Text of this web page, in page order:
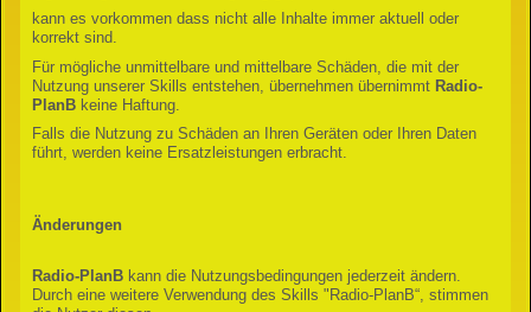
kann es vorkommen dass nicht alle Inhalte immer aktuell oder
korrekt sind.
Für mögliche unmittelbare und mittelbare Schäden, die mit der
Nutzung unserer Skills entstehen, übernehmen übernimmt Radio-
PlanBkeine Haftung.
Falls die Nutzung zu Schäden an Ihren Geräten oder Ihren Daten
führt, werden keine Ersatzleistungen erbracht.
Änderungen
Radio-PlanBkann die Nutzungsbedingungen jederzeit ändern.
Durch eine weitere Verwendung des Skills "Radio-PlanB“, stimmen